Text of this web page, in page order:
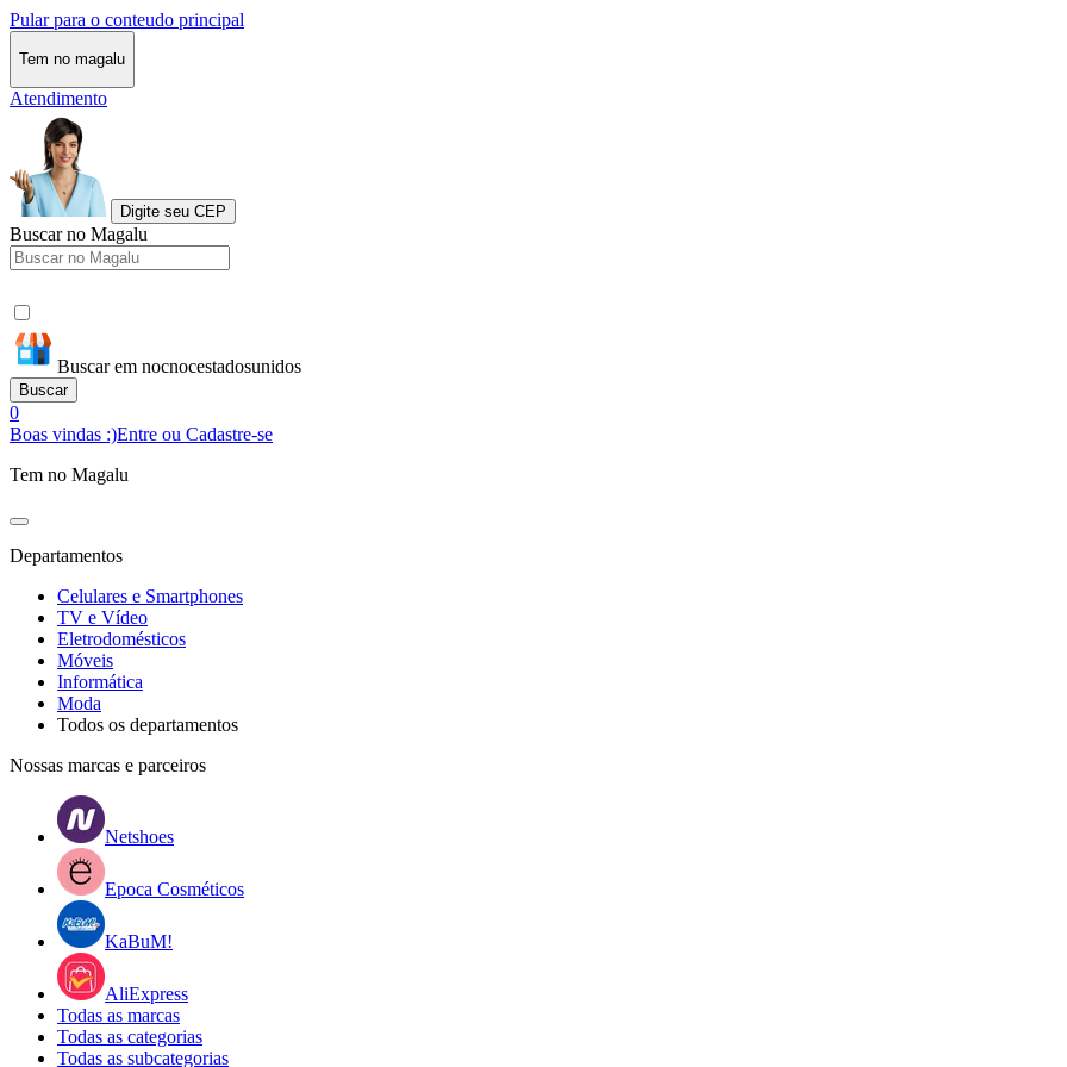
Pular para o conteudo principal
Tem no magalu
Atendimento
Digite seu CEP
Buscar no Magalu
Buscar em nocnocestadosunidos
Buscar
0
Boas vindas :)Entre ou Cadastre-se
Tem no Magalu
Departamentos
Celulares e Smartphones
TV e Vídeo
Eletrodomésticos
Móveis
Informática
Moda
Todos os departamentos
Nossas marcas e parceiros
Netshoes
Epoca Cosméticos
KaBuM!
AliExpress
Todas as marcas
Todas as categorias
Todas as subcategorias